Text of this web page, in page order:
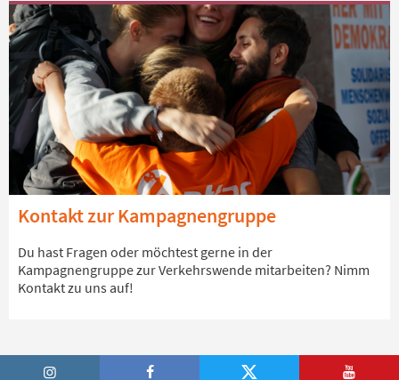
Kontakt zur Kampagnengruppe
Du hast Fragen oder möchtest gerne in der
Kampagnengruppe zur Verkehrswende mitarbeiten? Nimm
Kontakt zu uns auf!